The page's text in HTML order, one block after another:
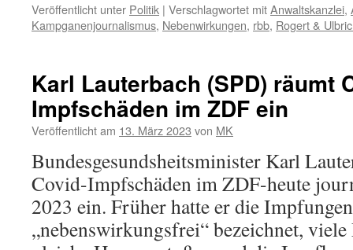
Veröffentlicht unter Politik | Verschlagwortet mitAnwaltskanzlei,
Kampganenjournalismus, Nebenwirkungen, rbb, Rogert &
Karl Lauterbach (SPD) räumt
Impfschäden im ZDF ein
Veröffentlicht am 13. März 2023 von MK
Bundesgesundsheitsminister Karl
Covid-Impfschäden im ZDF-heute
2023 ein. Früher hatte er die
„nebenswirkungsfrei“ bezeichnet,